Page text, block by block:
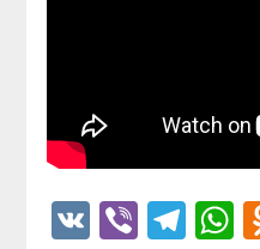
VKViber